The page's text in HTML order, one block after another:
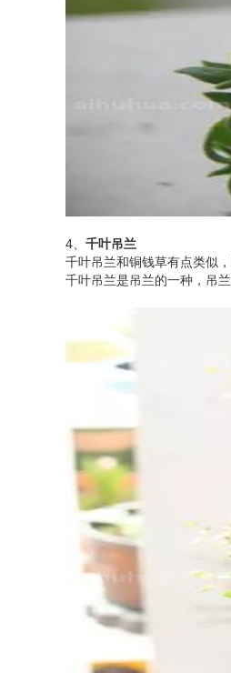
4、 千叶吊兰
千叶吊兰和铜钱草有点类似
千叶吊兰是吊兰的一种，吊